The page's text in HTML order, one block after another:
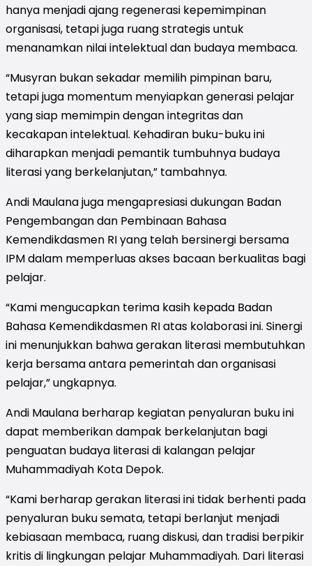
hanya menjadi ajang regenerasi kepemimpinan
organisasi, tetapi juga ruang strategis untuk
menanamkan nilai intelektual dan budaya membaca.
“Musyran bukan sekadar memilih pimpinan baru,
tetapi juga momentum menyiapkan generasi pelajar
yang siap memimpin dengan integritas dan
kecakapan intelektual. Kehadiran buku-buku ini
diharapkan menjadi pemantik tumbuhnya budaya
literasi yang berkelanjutan,” tambahnya.
Andi Maulana juga mengapresiasi dukungan Badan
Pengembangan dan Pembinaan Bahasa
Kemendikdasmen RI yang telah bersinergi bersama
IPM dalam memperluas akses bacaan berkualitas bagi
pelajar.
“Kami mengucapkan terima kasih kepada Badan
Bahasa Kemendikdasmen RI atas kolaborasi ini. Sinergi
ini menunjukkan bahwa gerakan literasi membutuhkan
kerja bersama antara pemerintah dan organisasi
pelajar,” ungkapnya.
Andi Maulana berharap kegiatan penyaluran buku ini
dapat memberikan dampak berkelanjutan bagi
penguatan budaya literasi di kalangan pelajar
Muhammadiyah Kota Depok.
“Kami berharap gerakan literasi ini tidak berhenti pada
penyaluran buku semata, tetapi berlanjut menjadi
kebiasaan membaca, ruang diskusi, dan tradisi berpikir
kritis di lingkungan pelajar Muhammadiyah. Dari literasi